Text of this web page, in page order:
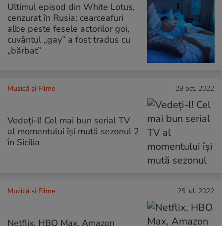
Ultimul episod din White Lotus,
cenzurat în Rusia: cearceafuri
albe peste fesele actorilor goi,
cuvântul „gay” a fost tradus cu
„bărbat”
Muzică și Filme 29 oct. 2022
Vedeți-l! Cel mai bun serial TV
al momentului își mută sezonul 2
în Sicilia
Muzică și Filme 25 iul. 2022
Netflix, HBO Max, Amazon